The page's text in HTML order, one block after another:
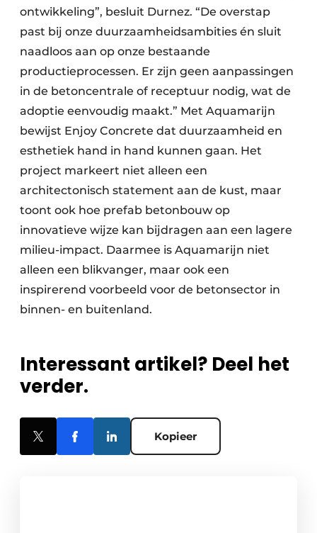
ontwikkeling”, besluit Durnez. “De overstap
past bij onze duurzaamheidsambities én sluit
naadloos aan op onze bestaande
productieprocessen. Er zijn geen aanpassingen
in de betoncentrale of receptuur nodig, wat de
adoptie eenvoudig maakt.” Met Aquamarijn
bewijst Enjoy Concrete dat duurzaamheid en
esthetiek hand in hand kunnen gaan. Het
project markeert niet alleen een
architectonisch statement aan de kust, maar
toont ook hoe prefab betonbouw op
innovatieve wijze kan bijdragen aan een lagere
milieu-impact. Daarmee is Aquamarijn niet
alleen een blikvanger, maar ook een
inspirerend voorbeeld voor de betonsector in
binnen- en buitenland.
Interessant artikel? Deel het
verder.
Kopieer